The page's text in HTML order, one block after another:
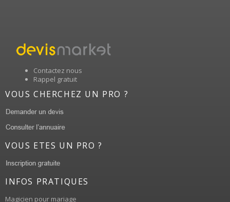
Contactez nous
Rappel gratuit
VOUS CHERCHEZ UN PRO ?
VOUS ETES UN PRO ?
INFOS PRATIQUES
Magicien pour mariage